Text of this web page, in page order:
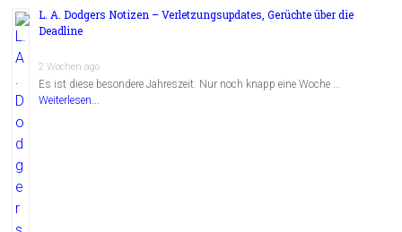
L. A. Dodgers Notizen – Verletzungsupdates, Gerüchte über die
Deadline
2 Wochen ago
Es ist diese besondere Jahreszeit. Nur noch knapp eine Woche …
Weiterlesen...